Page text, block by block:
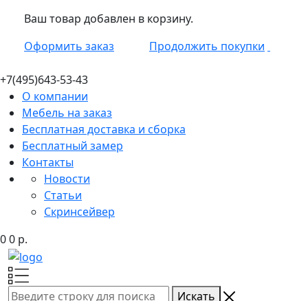
Ваш товар добавлен в корзину.
Оформить заказ
Продолжить покупки
+7(495)643-53-43
О компании
Мебель на заказ
Бесплатная доставка и сборка
Бесплатный замер
Контакты
Новости
Статьи
Скринсейвер
00 р.
Искать